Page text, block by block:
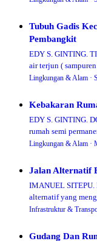
Tubuh Gadis
Pembangkit
EDY S. GINTING.
air terjun (
Gugung) dengan
Lingkungan & Alam ·
Kebakaran
EDY S. GINTING.
rumah semi
(Kecamatan Dolat
Lingkungan & Alam ·
Jalan Alternatif
IMANUEL SITEPU.
alternatif yang
Kecamatan STM
Infrastruktur &
Gudang Dan